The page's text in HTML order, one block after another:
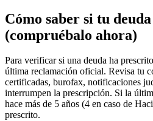
Cómo saber si tu
(compruébalo ahora)
Para verificar si una deuda ha
última reclamación oficial. Revisa tu
certificadas, burofax, notificaciones
interrumpen la prescripción. Si la
hace más de 5 años (4 en caso de
prescrito.